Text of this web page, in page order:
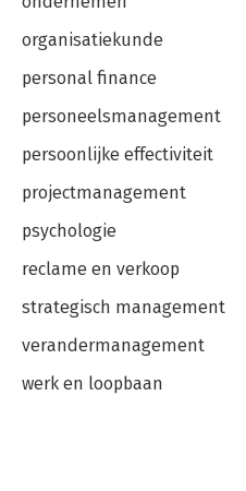
organisatiekunde
personal finance
personeelsmanagement
persoonlijke effectiviteit
projectmanagement
psychologie
reclame en verkoop
strategisch management
verandermanagement
werk en loopbaan